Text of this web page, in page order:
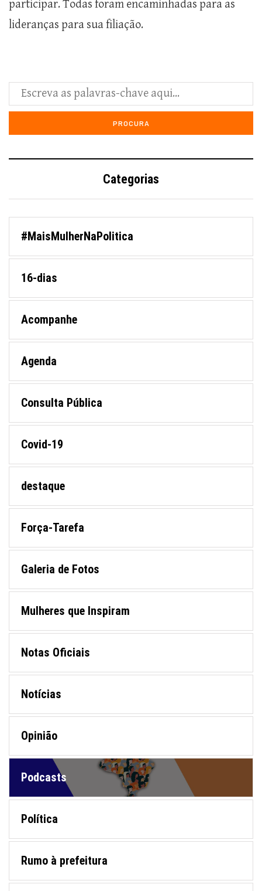
participar. Todas foram encaminhadas para as
lideranças para sua filiação.
Categorias
#MaisMulherNaPolitica
16-dias
Acompanhe
Agenda
Consulta Pública
Covid-19
destaque
Força-Tarefa
Galeria de Fotos
Mulheres que Inspiram
Notas Oficiais
Notícias
Opinião
Podcasts
Política
Rumo à prefeitura